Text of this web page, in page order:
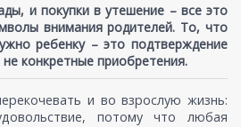
и покупки в утешение – все это
внимания родителей. То, что
ребенку – это подтверждение
конкретные приобретения.
и во взрослую жизнь:
потому что любая